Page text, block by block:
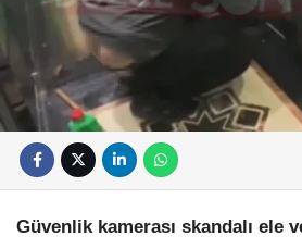
Güvenlik kamerası skandalı ele